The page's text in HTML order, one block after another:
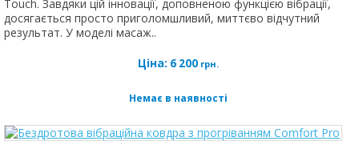
Touch. Завдяки цій інновації, доповненою функцією вібрації,
досягається просто приголомшливий, миттєво відчутний
результат. У моделі масаж..
Ціна: 6 200 грн.
Немає в наявності